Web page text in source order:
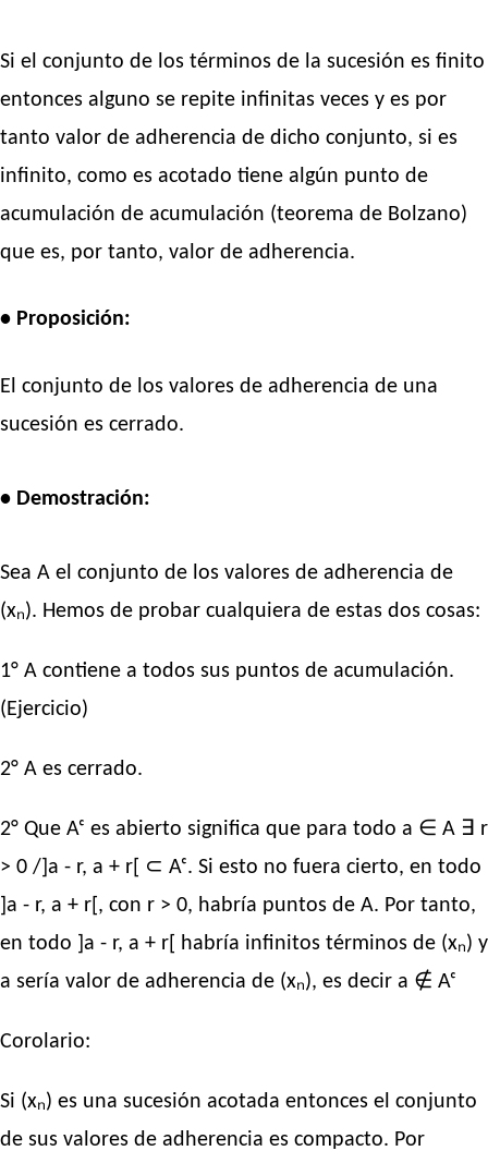
Si el conjunto de los términos de la sucesión es finito
entonces alguno se repite infinitas veces y es por
tanto valor de adherencia de dicho conjunto, si es
infinito, como es acotado tiene algún punto de
acumulación de acumulación (teorema de Bolzano)
que es, por tanto, valor de adherencia.
• Proposición:
El conjunto de los valores de adherencia de una
sucesión es cerrado.
• Demostración:
Sea A el conjunto de los valores de adherencia de
(xₙ). Hemos de probar cualquiera de estas dos cosas:
1° A contiene a todos sus puntos de acumulación.
(Ejercicio)
2° A es cerrado.
2° Que Aᶜ es abierto significa que para todo a ∈ A ∃ r
> 0 /]a - r, a + r[ ⊂ Aᶜ. Si esto no fuera cierto, en todo
]a - r, a + r[, con r > 0, habría puntos de A. Por tanto,
en todo ]a - r, a + r[ habría infinitos términos de (xₙ) y
a sería valor de adherencia de (xₙ), es decir a ∉ Aᶜ
Corolario:
Si (xₙ) es una sucesión acotada entonces el conjunto
de sus valores de adherencia es compacto. Por